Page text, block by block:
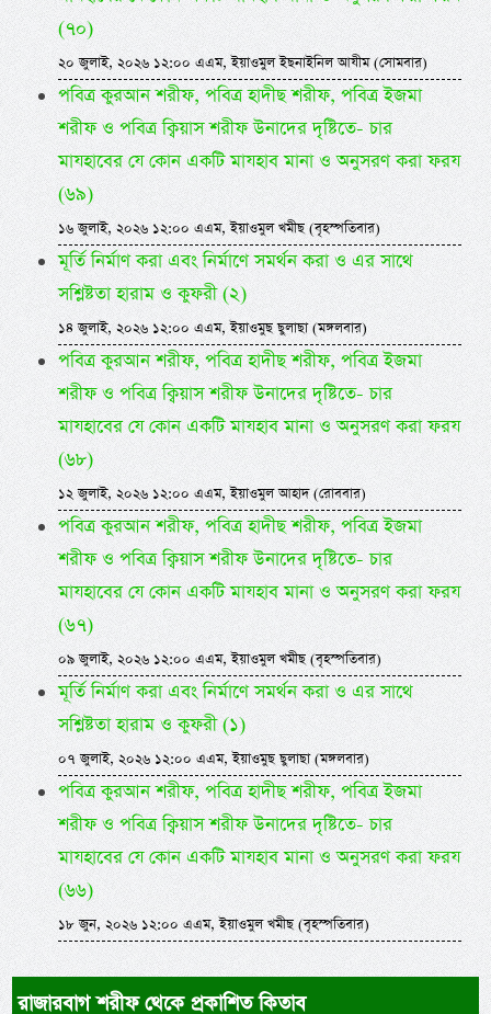
(৭০)
২০ জুলাই, ২০২৬ ১২:০০ এএম, ইয়াওমুল ইছনাইনিল আযীম (সোমবার)
পবিত্র কুরআন শরীফ, পবিত্র হাদীছ শরীফ, পবিত্র ইজমা
শরীফ ও পবিত্র ক্বিয়াস শরীফ উনাদের দৃষ্টিতে- চার
মাযহাবের যে কোন একটি মাযহাব মানা ও অনুসরণ করা ফরয
(৬৯)
১৬ জুলাই, ২০২৬ ১২:০০ এএম, ইয়াওমুল খমীছ (বৃহস্পতিবার)
মূর্তি নির্মাণ করা এবং নির্মাণে সমর্থন করা ও এর সাথে
সশ্লিষ্টতা হারাম ও কুফরী (২)
১৪ জুলাই, ২০২৬ ১২:০০ এএম, ইয়াওমুছ ছুলাছা (মঙ্গলবার)
পবিত্র কুরআন শরীফ, পবিত্র হাদীছ শরীফ, পবিত্র ইজমা
শরীফ ও পবিত্র ক্বিয়াস শরীফ উনাদের দৃষ্টিতে- চার
মাযহাবের যে কোন একটি মাযহাব মানা ও অনুসরণ করা ফরয
(৬৮)
১২ জুলাই, ২০২৬ ১২:০০ এএম, ইয়াওমুল আহাদ (রোববার)
পবিত্র কুরআন শরীফ, পবিত্র হাদীছ শরীফ, পবিত্র ইজমা
শরীফ ও পবিত্র ক্বিয়াস শরীফ উনাদের দৃষ্টিতে- চার
মাযহাবের যে কোন একটি মাযহাব মানা ও অনুসরণ করা ফরয
(৬৭)
০৯ জুলাই, ২০২৬ ১২:০০ এএম, ইয়াওমুল খমীছ (বৃহস্পতিবার)
মূর্তি নির্মাণ করা এবং নির্মাণে সমর্থন করা ও এর সাথে
সশ্লিষ্টতা হারাম ও কুফরী (১)
০৭ জুলাই, ২০২৬ ১২:০০ এএম, ইয়াওমুছ ছুলাছা (মঙ্গলবার)
পবিত্র কুরআন শরীফ, পবিত্র হাদীছ শরীফ, পবিত্র ইজমা
শরীফ ও পবিত্র ক্বিয়াস শরীফ উনাদের দৃষ্টিতে- চার
মাযহাবের যে কোন একটি মাযহাব মানা ও অনুসরণ করা ফরয
(৬৬)
১৮ জুন, ২০২৬ ১২:০০ এএম, ইয়াওমুল খমীছ (বৃহস্পতিবার)
রাজারবাগ শরীফ থেকে প্রকাশিত কিতাব